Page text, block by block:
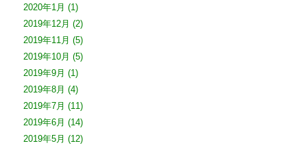
2020年1月 (1)
2019年12月 (2)
2019年11月 (5)
2019年10月 (5)
2019年9月 (1)
2019年8月 (4)
2019年7月 (11)
2019年6月 (14)
2019年5月 (12)